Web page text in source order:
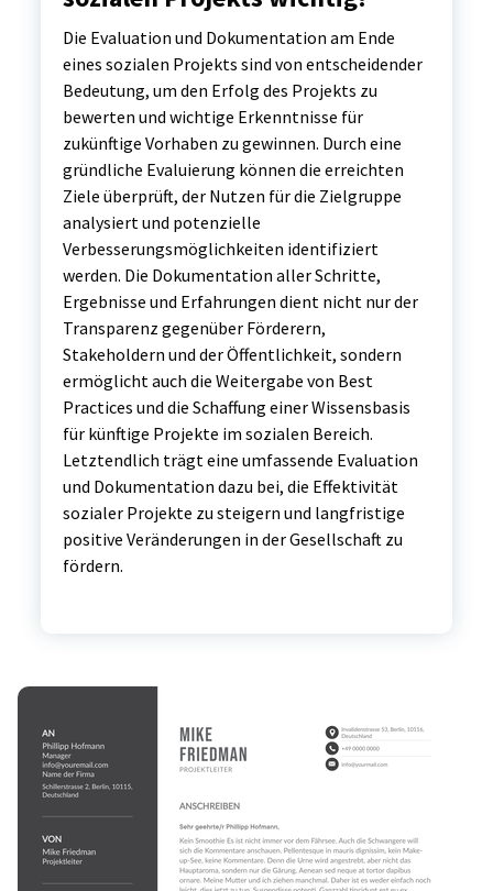
Die Evaluation und Dokumentation am Ende
eines sozialen Projekts sind von entscheidender
Bedeutung, um den Erfolg des Projekts zu
bewerten und wichtige Erkenntnisse für
zukünftige Vorhaben zu gewinnen. Durch eine
gründliche Evaluierung können die erreichten
Ziele überprüft, der Nutzen für die Zielgruppe
analysiert und potenzielle
Verbesserungsmöglichkeiten identifiziert
werden. Die Dokumentation aller Schritte,
Ergebnisse und Erfahrungen dient nicht nur der
Transparenz gegenüber Förderern,
Stakeholdern und der Öffentlichkeit, sondern
ermöglicht auch die Weitergabe von Best
Practices und die Schaffung einer Wissensbasis
für künftige Projekte im sozialen Bereich.
Letztendlich trägt eine umfassende Evaluation
und Dokumentation dazu bei, die Effektivität
sozialer Projekte zu steigern und langfristige
positive Veränderungen in der Gesellschaft zu
fördern.